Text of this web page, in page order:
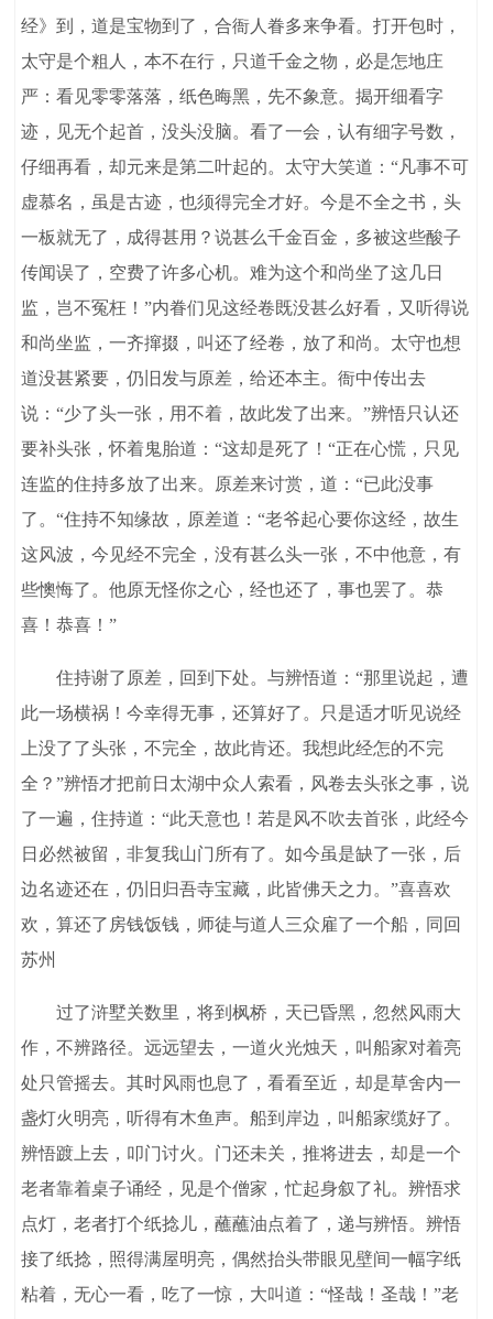
经》到，道是宝物到了，合衙人眷多来争看。打开包时，
太守是个粗人，本不在行，只道千金之物，必是怎地庄
严：看见零零落落，纸色晦黑，先不象意。揭开细看字
迹，见无个起首，没头没脑。看了一会，认有细字号数，
仔细再看，却元来是第二叶起的。太守大笑道：“凡事不可
虚慕名，虽是古迹，也须得完全才好。今是不全之书，头
一板就无了，成得甚用？说甚么千金百金，多被这些酸子
传闻误了，空费了许多心机。难为这个和尚坐了这几日
监，岂不冤枉！”内眷们见这经卷既没甚么好看，又听得说
和尚坐监，一齐撺掇，叫还了经卷，放了和尚。太守也想
道没甚紧要，仍旧发与原差，给还本主。衙中传出去
说：“少了头一张，用不着，故此发了出来。”辨悟只认还
要补头张，怀着鬼胎道：“这却是死了！“正在心慌，只见
连监的住持多放了出来。原差来讨赏，道：“已此没事
了。“住持不知缘故，原差道：“老爷起心要你这经，故生
这风波，今见经不完全，没有甚么头一张，不中他意，有
些懊悔了。他原无怪你之心，经也还了，事也罢了。恭
喜！恭喜！”
住持谢了原差，回到下处。与辨悟道：“那里说起，遭
此一场横祸！今幸得无事，还算好了。只是适才听见说经
上没了了头张，不完全，故此肯还。我想此经怎的不完
全？”辨悟才把前日太湖中众人索看，风卷去头张之事，说
了一遍，住持道：“此天意也！若是风不吹去首张，此经今
日必然被留，非复我山门所有了。如今虽是缺了一张，后
边名迹还在，仍旧归吾寺宝藏，此皆佛天之力。”喜喜欢
欢，算还了房钱饭钱，师徒与道人三众雇了一个船，同回
苏州
过了浒墅关数里，将到枫桥，天已昏黑，忽然风雨大
作，不辨路径。远远望去，一道火光烛天，叫船家对着亮
处只管摇去。其时风雨也息了，看看至近，却是草舍内一
盏灯火明亮，听得有木鱼声。船到岸边，叫船家缆好了。
辨悟踱上去，叩门讨火。门还未关，推将进去，却是一个
老者靠着桌子诵经，见是个僧家，忙起身叙了礼。辨悟求
点灯，老者打个纸捻儿，蘸蘸油点着了，递与辨悟。辨悟
接了纸捻，照得满屋明亮，偶然抬头带眼见壁间一幅字纸
粘着，无心一看，吃了一惊，大叫道：“怪哉！圣哉！”老